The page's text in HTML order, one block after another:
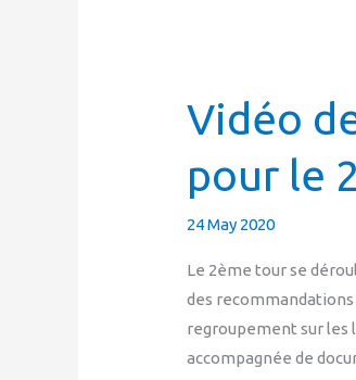
Vidéo
pour le
24 May 2020
Le 2ème tour se
des recommandations
regroupement sur les
accompagnée de
Vidéo
de
redémarrage
de
la
pour
le
2ème
tour